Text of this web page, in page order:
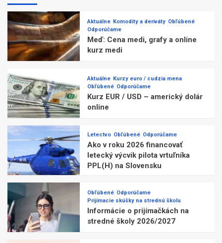
Aktuálne Komodity a deriváty Obľúbené
Odporúčame
Meď: Cena medi, grafy a online
kurz medi
Aktuálne Kurzy euro / cudzia mena
Obľúbené Odporúčame
Kurz EUR / USD – americký dolár
online
Letectvo Obľúbené Odporúčame
Ako v roku 2026 financovať
letecký výcvik pilota vrtuľníka
PPL(H) na Slovensku
Obľúbené Odporúčame
Prijímacie skúšky na strednú školu
Informácie o prijímačkách na
stredné školy 2026/2027